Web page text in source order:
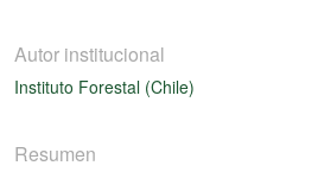
Autor institucional
Instituto Forestal (Chile)
Resumen